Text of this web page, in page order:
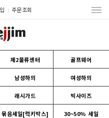
주문조회
제2물류센터 골프웨어
남성하의 여성하의
래시가드 빅사이즈
묶음세일[럭키박스] 30~50% 세일